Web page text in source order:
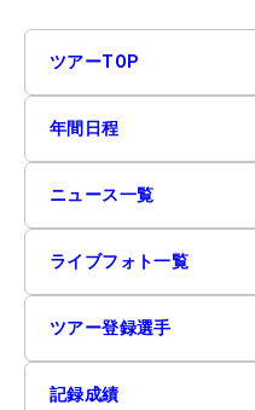
ツアーTOP
年間日程
ニュース一覧
ライブフォト一覧
ツアー登録選手
記録成績